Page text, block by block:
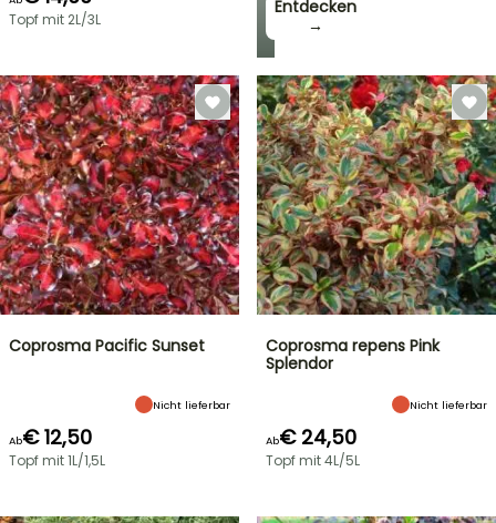
Entdecken
→
Topf mit 2L/3L
Coprosma Pacific Sunset
Nicht lieferbar
Ab€ 12,50
Topf mit 1L/1,5L
Coprosma repens Pink
Splendor
Nicht lieferbar
Ab€ 24,50
Topf mit 4L/5L